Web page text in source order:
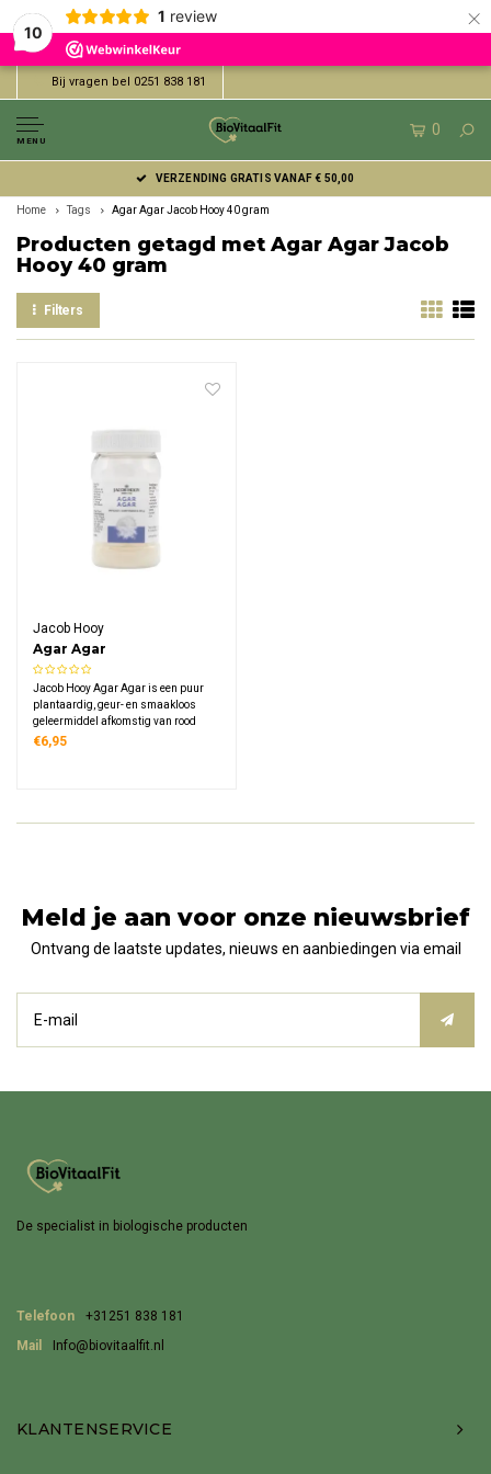
10
1 review ×
Bij vragen bel 0251 838 181
MENU
0
VERZENDING GRATIS VANAF € 50,00
Home Tags Agar Agar Jacob Hooy 40 gram
Producten getagd met Agar Agar Jacob
Hooy 40 gram
Filters
Jacob Hooy
Agar Agar
Jacob Hooy Agar Agar is een puur
plantaardig, geur- en smaakloos
geleermiddel afkomstig van rood
zeewier, waarmee je eenvoudig
€6,95
Meld je aan voor onze nieuwsbrief
Ontvang de laatste updates, nieuws en aanbiedingen via email
De specialist in biologische producten
Telefoon
+31251 838 181
Mail
Info@biovitaalfit.nl
KLANTENSERVICE